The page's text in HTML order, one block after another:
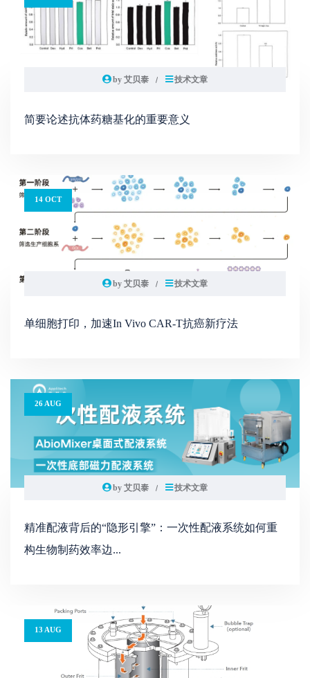
by 艾贝泰 技术文章
简要论述抗体药糖基化的重要意义
14 OCT
by 艾贝泰 技术文章
单细胞打印，加速In Vivo CAR-T抗癌新疗法
26 AUG
by 艾贝泰 技术文章
精准配液背后的“隐形引擎”：一次性配液系统如何重
构生物制药效率边...
13 AUG